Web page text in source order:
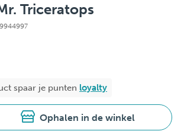
Triceratops
spaar je punten loyalty
Ophalen in de winkel